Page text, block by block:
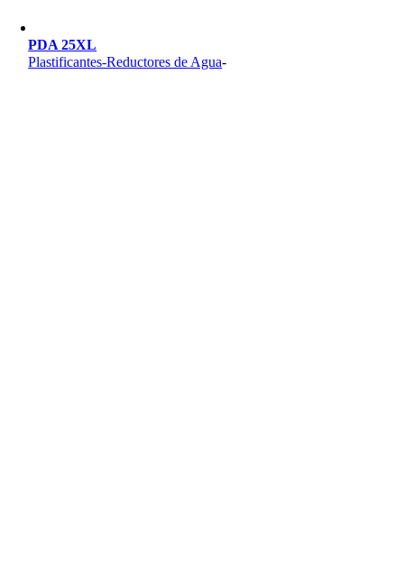
PDA 25XL
Plastificantes-Reductores de Agua-